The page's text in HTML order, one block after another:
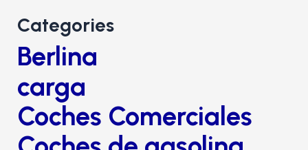
Categories
Berlina
carga
Coches Comerciales